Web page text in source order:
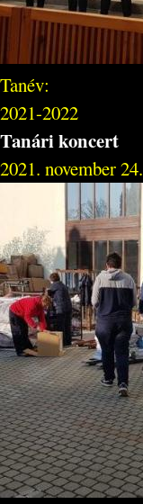
Tanév:
2021-2022
Tanári koncert
2021. november 24.